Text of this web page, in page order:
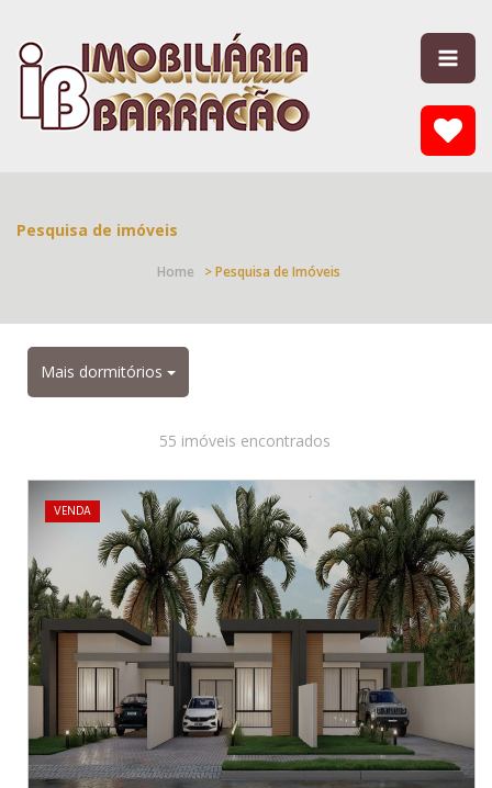
Pesquisa de imóveis
Home > Pesquisa de Imóveis
Mais dormitórios
55 imóveis encontrados
VENDA